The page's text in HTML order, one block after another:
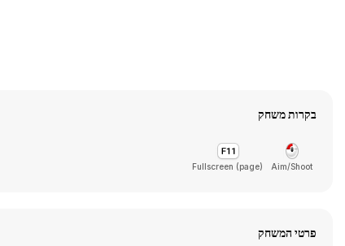
בקרות משחק
Aim/Shoot
Fullscreen (page)
פרטי המשחק